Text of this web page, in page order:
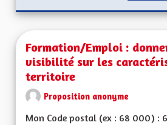
Formation/Emploi :
visibilité sur les
territoire
Proposition anonyme
Mon Code postal (ex : 68 000) :